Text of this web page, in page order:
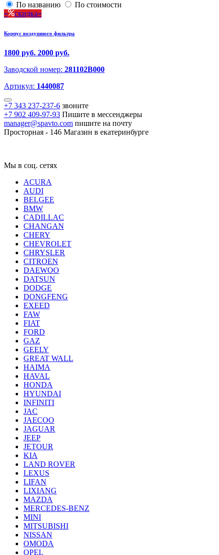
По названию
По стоимости
скидка
Корпус воздушного фильтра
1800 руб. 2000 руб.
Заводской номер: 281102B000
Артикул: 1440087
+7 343 237-237-6 звоните
+7 902 409-97-93 Пишите в мессенджеры
manager@spavto.com пишите на почту
Просторная - 146 Магазин в екатеринбурге
Мы в соц. сетях
ACURA
AUDI
BELGEE
BMW
CADILLAC
CHANGAN
CHERY
CHEVROLET
CHRYSLER
CITROEN
DAEWOO
DATSUN
DODGE
DONGFENG
EXEED
FAW
FIAT
FORD
GAZ
GEELY
GREAT WALL
HAIMA
HAVAL
HONDA
HYUNDAI
INFINITI
JAC
JAECOO
JAGUAR
JEEP
JETOUR
KIA
LAND ROVER
LEXUS
LIFAN
LIXIANG
MAZDA
MERCEDES-BENZ
MINI
MITSUBISHI
NISSAN
OMODA
OPEL